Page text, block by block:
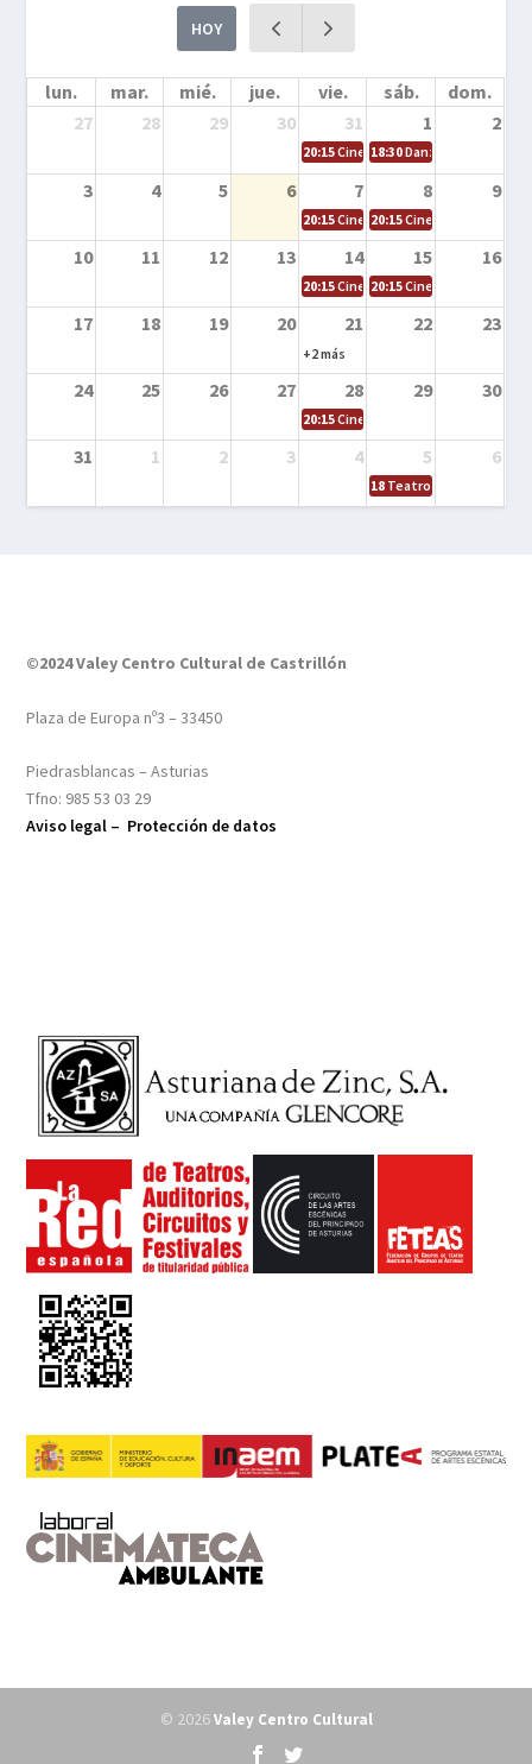
HOY
lun. mar. mié. jue. vie. sáb.
dom.
27
28 29 30 31 1 2
20:15Cine en la calle – Cómo
18:30Danza – Cita en el
3 4 5 6 7 8 9
20:15Cine en la calle – El niño y la
20:15Cine en la calle –
10 11 12 13 14 15 16
20:15Cine en la calle – Tortugas
20:15Cine en la calle –
17 18 19 20 21 22 23
+2 más
24 25 26 27 28 29 30
20:15Cine en el calle – Tintín y el
31 1 2 3 4 5 6
18 Teatro – Tres
©2024 Valey Centro Cultural de Castrillón
Plaza de Europa nº3 – 33450
Piedrasblancas – Asturias
Tfno: 985 53 03 29
Aviso legal – Protección de datos
© 2026Valey Centro Cultural